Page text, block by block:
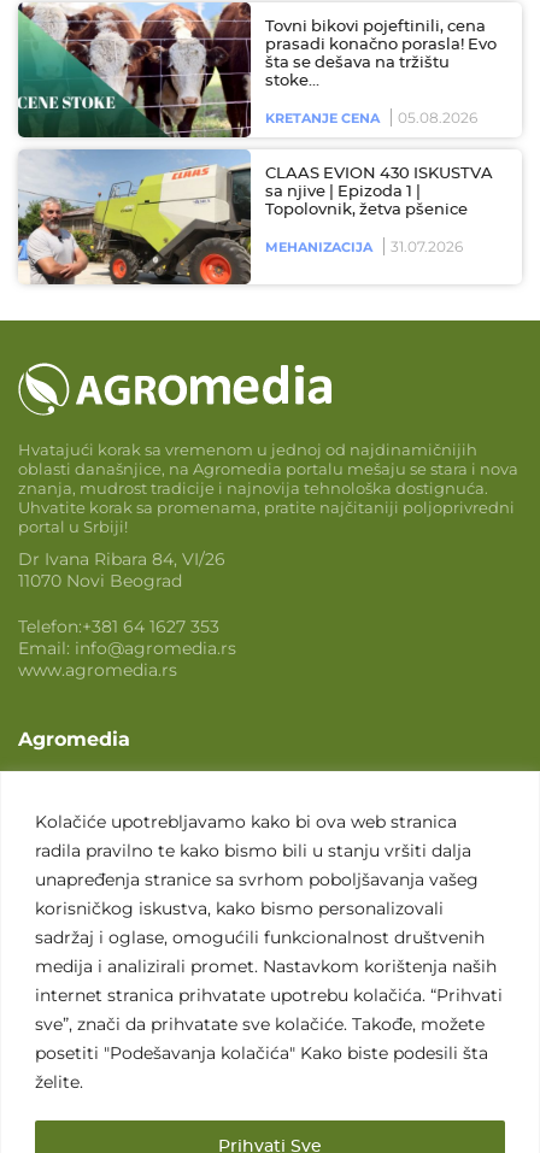
Kolačiće upotrebljavamo kako bi ova web stranica
radila pravilno te kako bismo bili u stanju vršiti dalja
unapređenja stranice sa svrhom poboljšavanja vašeg
korisničkog iskustva, kako bismo personalizovali
sadržaj i oglase, omogućili funkcionalnost društvenih
medija i analizirali promet. Nastavkom korištenja naših
internet stranica prihvatate upotrebu kolačića. “Prihvati
sve”, znači da prihvatate sve kolačiće. Takođe, možete
posetiti "Podešavanja kolačića" Kako biste podesili šta
želite.
Prihvati Sve
Tovni bikovi pojeftinili, cena
prasadi konačno porasla! Evo
šta se dešava na tržištu
stoke…
KRETANJE CENA 05.08.2026
CLAAS EVION 430 ISKUSTVA
sa njive | Epizoda 1 |
Topolovnik, žetva pšenice
MEHANIZACIJA 31.07.2026
Hvatajući korak sa vremenom u jednoj od najdinamičnijih
oblasti današnjice, na Agromedia portalu mešaju se stara i nova
znanja, mudrost tradicije i najnovija tehnološka dostignuća.
Uhvatite korak sa promenama, pratite najčitaniji poljoprivredni
portal u Srbiji!
Dr Ivana Ribara 84, VI/26
11070 Novi Beograd
Telefon:+381 64 1627 353
Email: info@agromedia.rs
www.agromedia.rs
Agromedia
Svet poljoprivrede
Marketing usluge
Tražimo saradnike
Kontakt
Kontakt